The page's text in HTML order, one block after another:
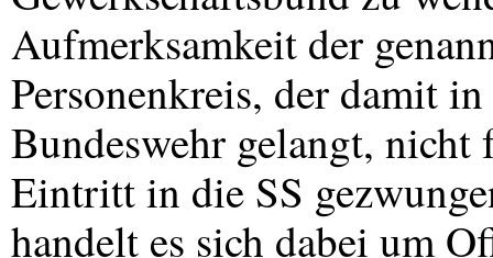
Aufmerksamkeit der
Personenkreis, der damit
Bundeswehr gelangt, nicht
Eintritt in die SS
handelt es sich dabei um